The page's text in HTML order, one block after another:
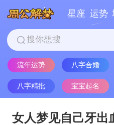
星座 运势
流年运势 八字合婚
八字精批 宝宝起名
女人梦见自己牙出